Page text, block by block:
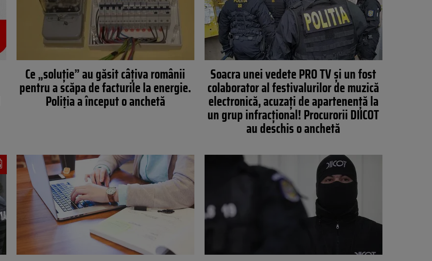
Ce „soluţie” au găsit câţiva românii
pentru a scăpa de facturile la energie.
Poliţia a început o anchetă
Soacra unei vedete PRO TV și un fost
colaborator al festivalurilor de muzică
electronică, acuzați de apartenență la
un grup infracțional! Procurorii DIICOT
au deschis o anchetă